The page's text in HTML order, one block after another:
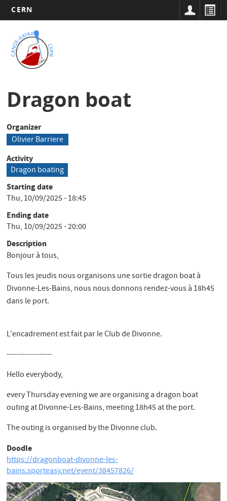
main
content
CERN
Main
navigation
Dragon boat
Organizer
Olivier Barriere
Activity
Dragon boating
Starting date
Thu, 10/09/2025 - 18:45
Ending date
Thu, 10/09/2025 - 20:00
Description
Bonjour à tous,
Tous les jeudis nous organisons une sortie dragon boat à
Divonne-Les-Bains, nous nous donnons rendez-vous à 18h45
dans le port.
L'encadrement est fait par le Club de Divonne.
------------------
Hello everybody,
every Thursday evening we are organising a dragon boat
outing at Divonne-Les-Bains, meeting 18h45 at the port.
The outing is organised by the Divonne club.
Doodle
https://dragonboat-divonne-les-
bains.sporteasy.net/event/38457826/